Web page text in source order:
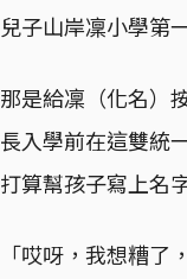
兒子山岸凜小學第
那是給凜（化名）
長入學前在這雙統
打算幫孩子寫上名
「哎呀，我想糟